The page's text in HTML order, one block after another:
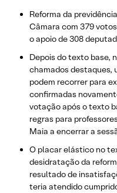
Reforma da
Câmara com 379
o apoio de 308
Depois do texto base,
chamados destaques,
podem recorrer para
confirmadas
votação após o texto
regras para
Maia a encerrar a
O placar elástico no
desidratação da
resultado de
teria atendido